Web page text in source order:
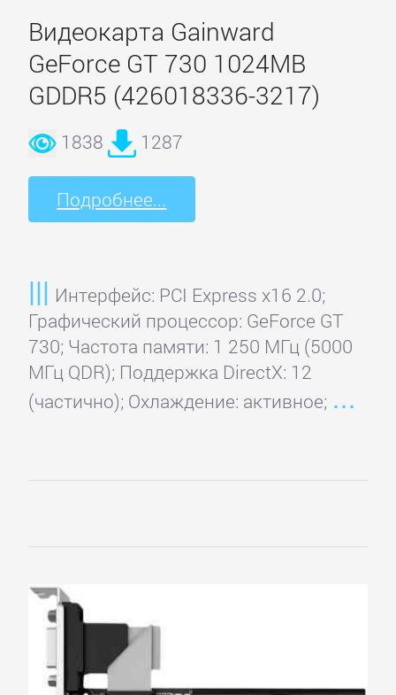
Видеокарта Gainward
GeForce GT 730 1024MB
GDDR5 (426018336-3217)
1838 1287
Подробнее...
Интерфейс: PCI Express x16 2.0;
Графический процессор: GeForce GT
730; Частота памяти: 1 250 МГц (5000
МГц QDR); Поддержка DirectX: 12
(частично); Охлаждение: активное;
ЗВУКОВЫЕ
КАРТЫ
4World
A4Tech
ASUS
Audiotrak
Black
Warrior
D-
Defender